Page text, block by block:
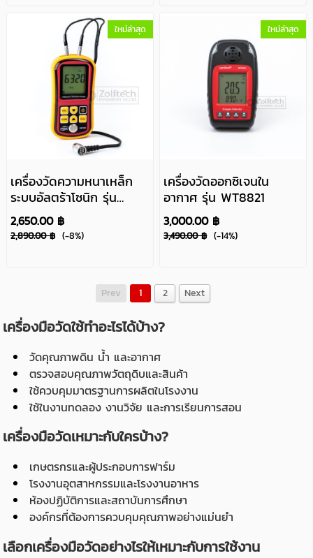
ใหม่ล่าสุด
เครื่องวัดความหนาเหล็ก
ระบบอัลตร้าโซนิก รุ่น
GM100
2,650.00 ฿
2,890.00 ฿ (-8%)
ใหม่ล่าสุด
เครื่องวัดออกซิเจนใน
อากาศ รุ่น WT8821
3,000.00 ฿
3,490.00 ฿ (-14%)
Prev 1 2 Next
เครื่องมือวัดใช้ทำอะไรได้บ้าง?
วัดคุณภาพดิน น้ำ และอากาศ
ตรวจสอบคุณภาพวัตถุดิบและสินค้า
ใช้ควบคุมมาตรฐานการผลิตในโรงงาน
ใช้ในงานทดลอง งานวิจัย และการเรียนการสอน
เครื่องมือวัดเหมาะกับใครบ้าง?
เกษตรกรและผู้ประกอบการฟาร์ม
โรงงานอุตสาหกรรมและโรงงานอาหาร
ห้องปฏิบัติการและสถาบันการศึกษา
องค์กรที่ต้องการควบคุมคุณภาพอย่างแม่นยำ
เลือกเครื่องมือวัดอย่างไรให้เหมาะกับการใช้งาน